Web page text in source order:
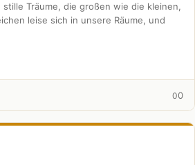
Träume, die großen wie die kleinen,
leise sich in unsere Räume, und
00